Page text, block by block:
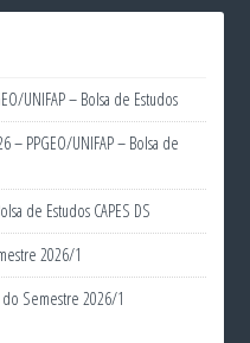
UNIFAP – Bolsa de Estudos
– PPGEO/UNIFAP – Bolsa de
de Estudos CAPES DS
2026/1
Semestre 2026/1